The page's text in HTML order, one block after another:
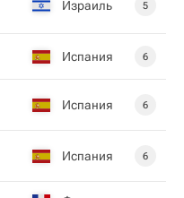
Израиль 5
Испания 6
Испания 6
Испания 6